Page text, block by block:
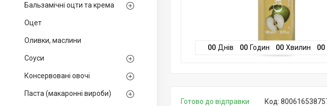
Бальзамічні оцти та крема
Оцет
Оливки, маслини
Соуси
Консервовані овочі
Паста (макаронні вироби)
00 Днів 00 Годин 00 Хвилин 00
Готово до відправки Код: